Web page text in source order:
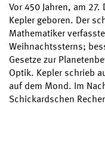
Vor 450 Jahren, am 27.
Kepler geboren. Der
Mathematiker
Weihnachtssterns;
Gesetze zur
Optik. Kepler schrieb
auf dem Mond. Im
Schickardschen